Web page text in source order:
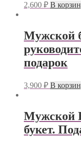
2,600 ₽ В
Мужской
подарок
3,900 ₽ В
Мужской
букет.